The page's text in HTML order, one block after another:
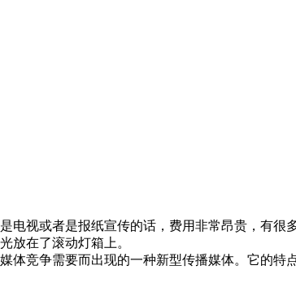
电视或者是报纸宣传的话，费用非常昂贵，有
放在了滚动灯箱上。
体竞争需要而出现的一种新型传播媒体。它的特